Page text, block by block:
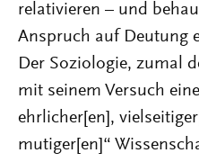
relativieren – und
Anspruch auf Deutung
Der Soziologie, zumal
mit seinem Versuch
ehrlicher[en],
mutiger[en]“